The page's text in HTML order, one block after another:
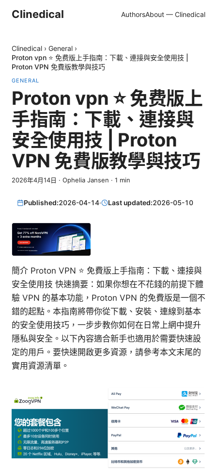
Clinedical AuthorsAbout — Clinedical
Clinedical › General ›
Proton vpn ⭐ 免费版上手指南：下載、連接與安全使用技 |
Proton VPN 免費版教學與技巧
GENERAL
Proton vpn ⭐ 免费版上
手指南：下載、連接與
安全使用技 | Proton
VPN 免費版教學與技巧
2026年4月14日 · Ophelia Jansen · 1 min
Published:2026-04-14· Last updated:2026-05-10
簡介 Proton VPN ⭐ 免費版上手指南：下載、連接與
安全使用技 快速摘要：如果你想在不花錢的前提下體
驗 VPN 的基本功能，Proton VPN 的免費版是一個不
錯的起點。本指南將帶你從下載、安裝、連線到基本
的安全使用技巧，一步步教你如何在日常上網中提升
隱私與安全。以下內容適合新手也適用於需要快速設
定的用戶。要快速開啟更多資源，請參考本文末尾的
實用資源清單。